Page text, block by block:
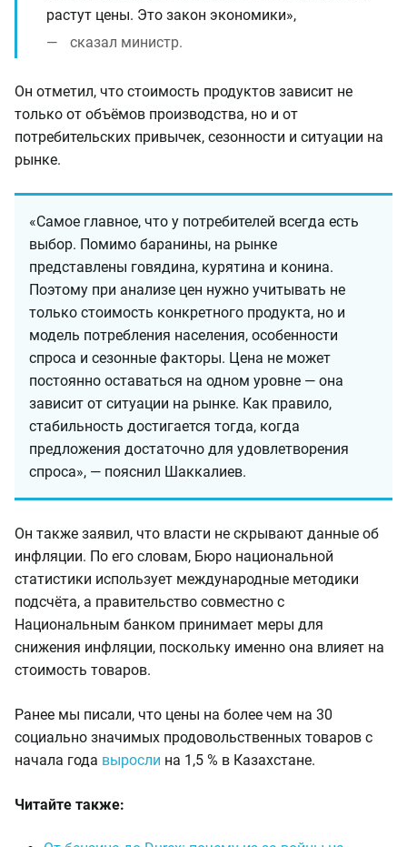
растут цены. Это закон экономики»,
сказал министр.
Он отметил, что стоимость продуктов зависит не
только от объёмов производства, но и от
потребительских привычек, сезонности и ситуации на
рынке.
«Самое главное, что у потребителей всегда есть
выбор. Помимо баранины, на рынке
представлены говядина, курятина и конина.
Поэтому при анализе цен нужно учитывать не
только стоимость конкретного продукта, но и
модель потребления населения, особенности
спроса и сезонные факторы. Цена не может
постоянно оставаться на одном уровне — она
зависит от ситуации на рынке. Как правило,
стабильность достигается тогда, когда
предложения достаточно для удовлетворения
спроса», — пояснил Шаккалиев.
Он также заявил, что власти не скрывают данные об
инфляции. По его словам, Бюро национальной
статистики использует международные методики
подсчёта, а правительство совместно с
Национальным банком принимает меры для
снижения инфляции, поскольку именно она влияет на
стоимость товаров.
Ранее мы писали, что цены на более чем на 30
социально значимых продовольственных товаров с
начала года выросли на 1,5 % в Казахстане.
Читайте также: